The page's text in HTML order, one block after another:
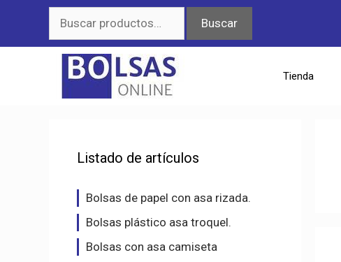
contenido
por:
Buscar
Tienda
Listado de artículos
Bolsas de papel con asa rizada.
Bolsas plástico asa troquel.
Bolsas con asa camiseta